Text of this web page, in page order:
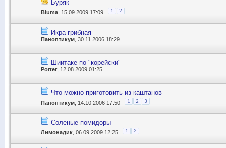
Буряк
Bluma , 15.09.2009 17:09 1 2
Икра грибная
Паноптикум , 30.11.2006 18:29
Шиитаке по "корейски"
Porter , 12.08.2009 01:25
Что можно приготовить из каштанов
Паноптикум , 14.10.2006 17:50 1 2 3
Соленые помидоры
Лимонадик , 06.09.2009 12:25 1 2